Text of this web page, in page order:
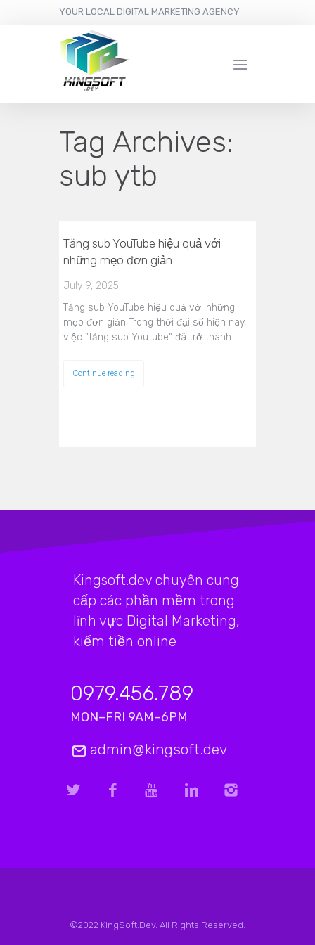
YOUR LOCAL DIGITAL MARKETING AGENCY
Tag Archives:
sub ytb
Tăng sub YouTube hiệu quả với
những mẹo đơn giản
July 9, 2025
Tăng sub YouTube hiệu quả với những
mẹo đơn giản Trong thời đại số hiện nay,
việc "tăng sub YouTube" đã trở thành…
Continue reading
Kingsoft.dev chuyên cung
cấp các phần mềm trong
lĩnh vực Digital Marketing,
kiếm tiền online
0979.456.789
MON–FRI 9AM–6PM
admin@kingsoft.dev
©2022 KingSoft.Dev. All Rights Reserved.